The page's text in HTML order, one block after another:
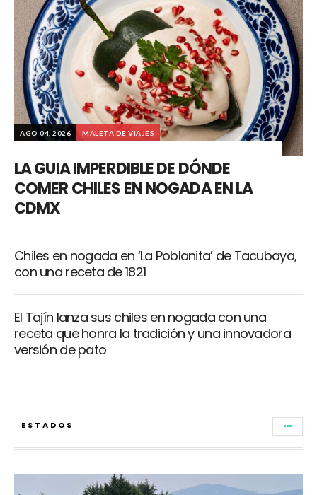
AGO 04, 2026 MALETA DE VIAJES
LA GUIA IMPERDIBLE DE DÓNDE
COMER CHILES EN NOGADA EN LA
CDMX
Chiles en nogada en ‘La Poblanita’ de Tacubaya,
con una receta de 1821
El Tajín lanza sus chiles en nogada con una
receta que honra la tradición y una innovadora
versión de pato
ESTADOS